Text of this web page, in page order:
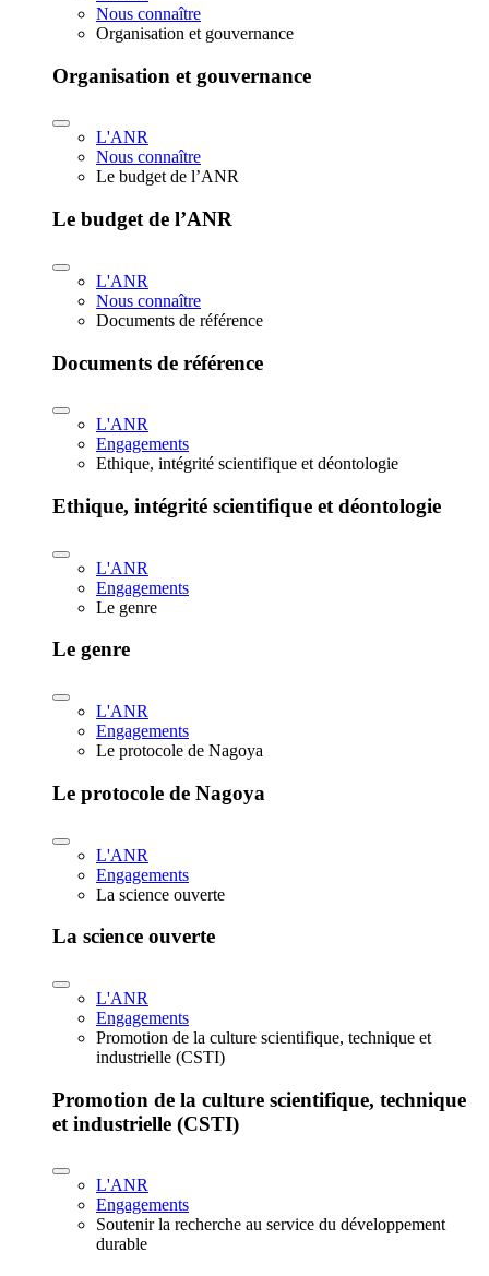
Nous connaître
Organisation et gouvernance
Organisation et gouvernance
L'ANR
Nous connaître
Le budget de l’ANR
Le budget de l’ANR
L'ANR
Nous connaître
Documents de référence
Documents de référence
L'ANR
Engagements
Ethique, intégrité scientifique et déontologie
Ethique, intégrité scientifique et déontologie
L'ANR
Engagements
Le genre
Le genre
L'ANR
Engagements
Le protocole de Nagoya
Le protocole de Nagoya
L'ANR
Engagements
La science ouverte
La science ouverte
L'ANR
Engagements
Promotion de la culture scientifique, technique et
industrielle (CSTI)
Promotion de la culture scientifique, technique
et industrielle (CSTI)
L'ANR
Engagements
Soutenir la recherche au service du développement
durable